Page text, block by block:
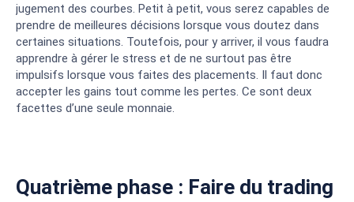
jugement des courbes. Petit à petit, vous serez capables de
prendre de meilleures décisions lorsque vous doutez dans
certaines situations. Toutefois, pour y arriver, il vous faudra
apprendre à gérer le stress et de ne surtout pas être
impulsifs lorsque vous faites des placements. Il faut donc
accepter les gains tout comme les pertes. Ce sont deux
facettes d’une seule monnaie.
Quatrième phase : Faire du trading